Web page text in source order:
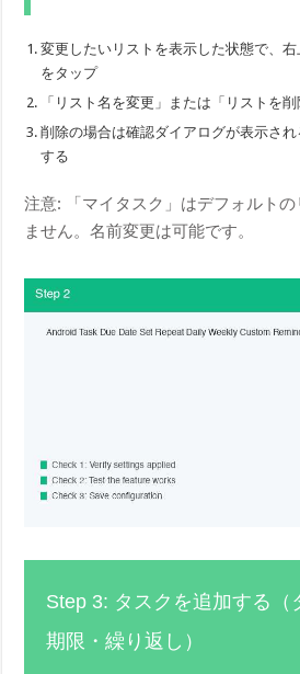
変更したいリストを表示した状態で、右
をタップ
「リスト名を変更」または「リストを
削除の場合は確認ダイアログが表示さ
する
注意: 「マイタスク」はデフォルト
ません。名前変更は可能です。
Step 3: タスクを追加する（
期限・繰り返し）